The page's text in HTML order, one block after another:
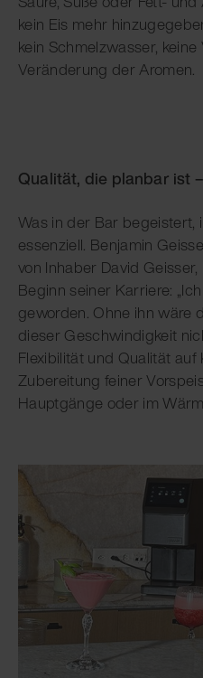
kein Eis mehr
kein Schmelzwasser,
Veränderung der Aromen.
Qualität, die planbar ist
Was in der Bar begeistert,
essenziell. Benjamin
von Inhaber David
Beginn seiner Karriere:
geworden. Ohne ihn wäre
dieser Geschwindigkeit
Flexibilität und Qualität
Zubereitung feiner
Hauptgänge oder im